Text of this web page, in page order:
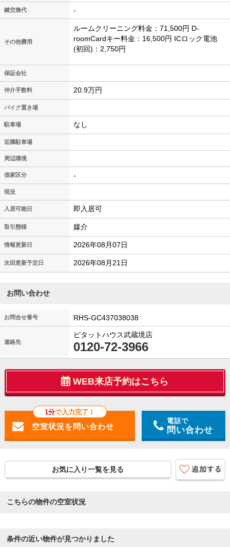
鍵交換代 -
その他費用
ルームクリーニング料金：71,500円 D-
roomCardキー料金：16,500円 ICロック電池
(初回)：2,750円
保証会社
仲介手数料 20.9万円
バイク置き場
駐車場 なし
近隣駐車場
周辺環境
借家区分 -
現況
入居可能日 即入居可
取引態様 媒介
情報更新日 2026年08月07日
次回更新予定日 2026年08月21日
お問い合わせ
お問合せ番号 RHS-GC437038038
連絡先
ピタットハウス武蔵境店
0120-72-3966
WEB来店予約はこちら
1分で入力完了！
電話で
問い合わせ
お気に入り一覧を見る
こちらの物件の空室状況
条件の近い物件が見つかりました